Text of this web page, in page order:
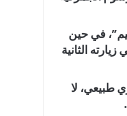
في حين
الثانية
طبيعي، لا